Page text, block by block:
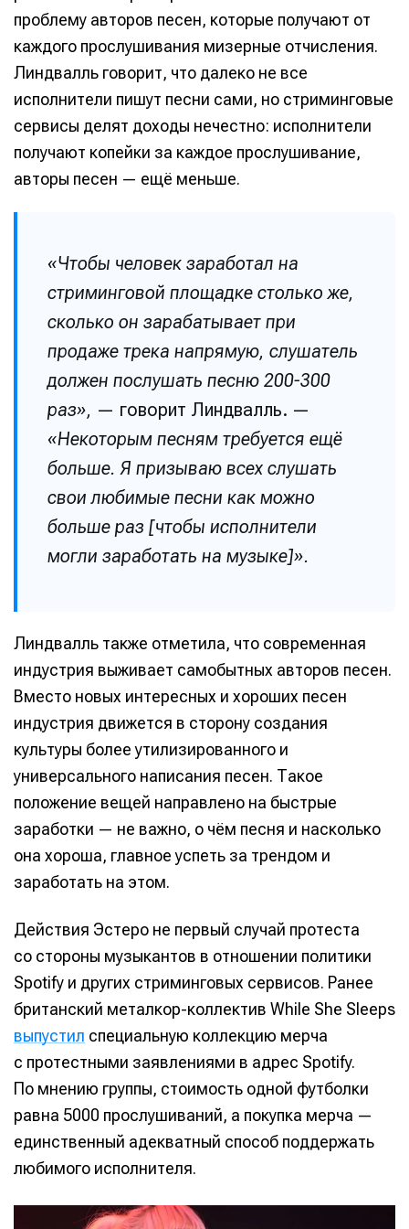
проблему авторов песен, которые получают от
каждого прослушивания мизерные отчисления.
Линдвалль говорит, что далеко не все
исполнители пишут песни сами, но стриминговые
сервисы делят доходы нечестно: исполнители
получают копейки за каждое прослушивание,
авторы песен — ещё меньше.
«Чтобы человек заработал на
стриминговой площадке столько же,
сколько он зарабатывает при
продаже трека напрямую, слушатель
должен послушать песню 200-300
раз», — говорит Линдвалль. —
«Некоторым песням требуется ещё
больше. Я призываю всех слушать
свои любимые песни как можно
больше раз [чтобы исполнители
могли заработать на музыке]».
Линдвалль также отметила, что современная
индустрия выживает самобытных авторов песен.
Вместо новых интересных и хороших песен
индустрия движется в сторону создания
культуры более утилизированного и
универсального написания песен. Такое
положение вещей направлено на быстрые
заработки — не важно, о чём песня и насколько
она хороша, главное успеть за трендом и
заработать на этом.
Действия Эстеро не первый случай протеста
со стороны музыкантов в отношении политики
Spotify и других стриминговых сервисов. Ранее
британский металкор-коллектив While She Sleeps
выпустил специальную коллекцию мерча
с протестными заявлениями в адрес Spotify.
По мнению группы, стоимость одной футболки
равна 5000 прослушиваний, а покупка мерча —
единственный адекватный способ поддержать
любимого исполнителя.